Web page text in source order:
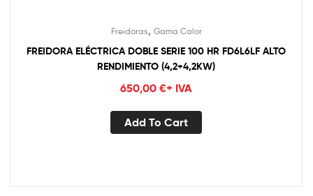
Freidoras, Gama Calor
FREIDORA ELÉCTRICA DOBLE SERIE 100 HR FD6L6LF ALTO
RENDIMIENTO (4,2+4,2KW)
650,00 €+ IVA
Add To Cart